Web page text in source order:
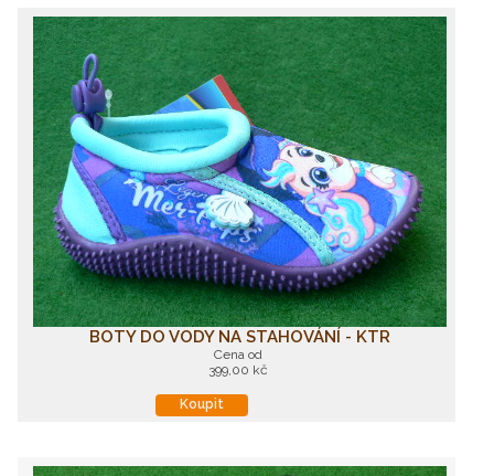
BOTY DO VODY NA STAHOVÁNÍ - KTR
Cena od
399,00 kč
Koupit